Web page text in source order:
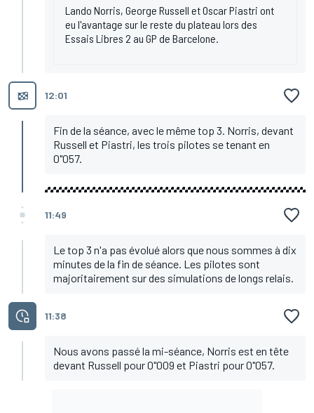
Lando Norris, George Russell et Oscar Piastri ont
eu l'avantage sur le reste du plateau lors des
Essais Libres 2 au GP de Barcelone.
12:01
Fin de la séance, avec le même top 3. Norris, devant
Russell et Piastri, les trois pilotes se tenant en
0"057.
11:49
Le top 3 n'a pas évolué alors que nous sommes à dix
minutes de la fin de séance. Les pilotes sont
majoritairement sur des simulations de longs relais.
11:38
Nous avons passé la mi-séance, Norris est en tête
devant Russell pour 0"009 et Piastri pour 0"057.